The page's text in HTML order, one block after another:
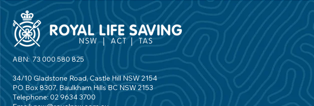
ABN: 73 000 580 825
34/10 Gladstone Road, Castle Hill NSW 2154
PO Box 8307, Baulkham Hills BC NSW 2153
Telephone: 02 9634 3700